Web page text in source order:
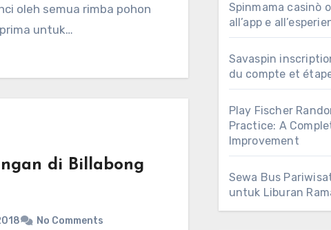
oleh semua rimba pohon
untuk…
di Billabong
No Comments
Spinmama casinò
all’app e
Savaspin
du compte et
Play Fischer
Practice: A
Improvement
Sewa Bus
untuk Liburan